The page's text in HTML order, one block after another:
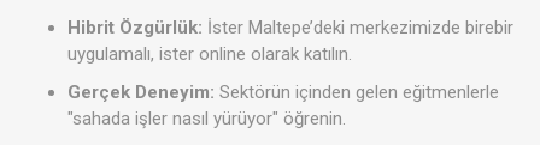
Hibrit Özgürlük: İster Maltepe’deki merkezimizde birebir
uygulamalı, ister online olarak katılın.
Gerçek Deneyim: Sektörün içinden gelen eğitmenlerle
"sahada işler nasıl yürüyor" öğrenin.